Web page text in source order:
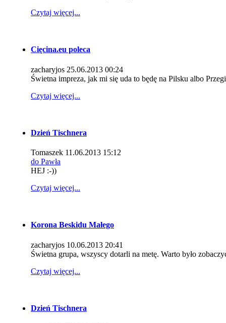
Czytaj więcej...
Cięcina.eu poleca
zacharyjos 25.06.2013 00:24
Świetna impreza, jak mi się uda to będę na Pilsku albo
Czytaj więcej...
Dzień Tischnera
Tomaszek 11.06.2013 15:12
do Pawła
HEJ :-))
Czytaj więcej...
Korona Beskidu Małego
zacharyjos 10.06.2013 20:41
Świetna grupa, wszyscy dotarli na metę. Warto było
Czytaj więcej...
Dzień Tischnera